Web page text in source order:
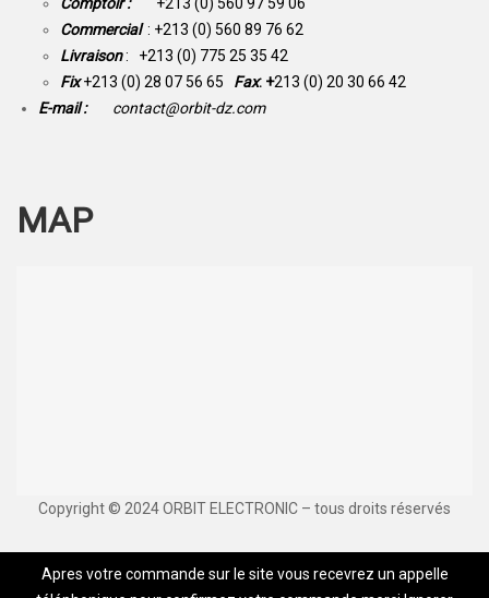
Commercial : +213 (0) 560 89 76 62
Livraison: +213 (0) 775 25 35 42
Fix +213 (0) 28 07 56 65 Fax: +213 (0) 20 30 66 42
E-mail :
contact@orbit-dz.com
MAP
Copyright © 2024 ORBIT ELECTRONIC – tous droits réservés
Apres votre commande sur le site vous recevrez un appelle